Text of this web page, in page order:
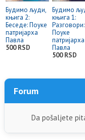
Будимо људи,
књига 2:
Беседе: Поуке
патријарха
Павла
500 RSD
Будимо
књига 1:
Разговори:
Поуке
патријарха
Павла
500 RSD
Forum
Da pošaljete